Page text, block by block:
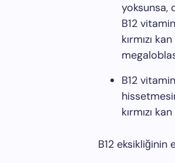
yoksunsa,
B12
kırmızı
B12
kırmızı
B12 eksikliğinin